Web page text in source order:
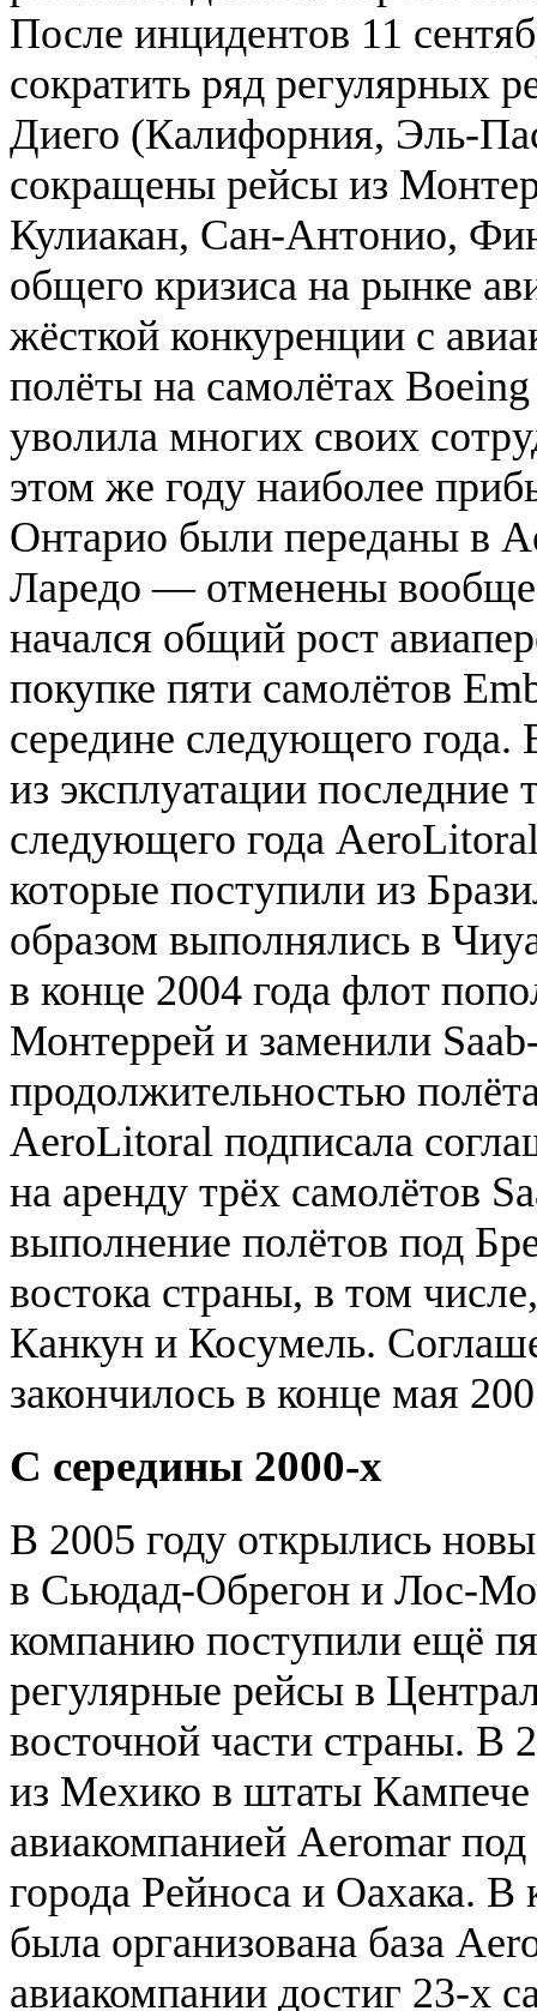
После инцидентов 11
сократить ряд регулярных
Диего (Калифорния, Эль-
сокращены рейсы из
Кулиакан, Сан-Антонио,
общего кризиса на рынке
жёсткой конкуренции с
полёты на самолётах
уволила многих своих
этом же году наиболее
Онтарио были переданы в
Ларедо — отменены
начался общий рост
покупке пяти самолётов
середине следующего
из эксплуатации
следующего года
которые поступили из
образом выполнялись в
в конце 2004 года флот
Монтеррей и заменили
продолжительностью
AeroLitoral подписала
на аренду трёх самолётов
выполнение полётов под
востока страны, в том
Канкун и Косумель.
закончилось в конце мая
С середины 2000-х
В 2005 году открылись
в Сьюдад-Обрегон и Лос-
компанию поступили ещё
регулярные рейсы в
восточной части страны. В
из Мехико в штаты
авиакомпанией Aeromar
города Рейноса и Оахака. В
была организована база
авиакомпании достиг 23-х